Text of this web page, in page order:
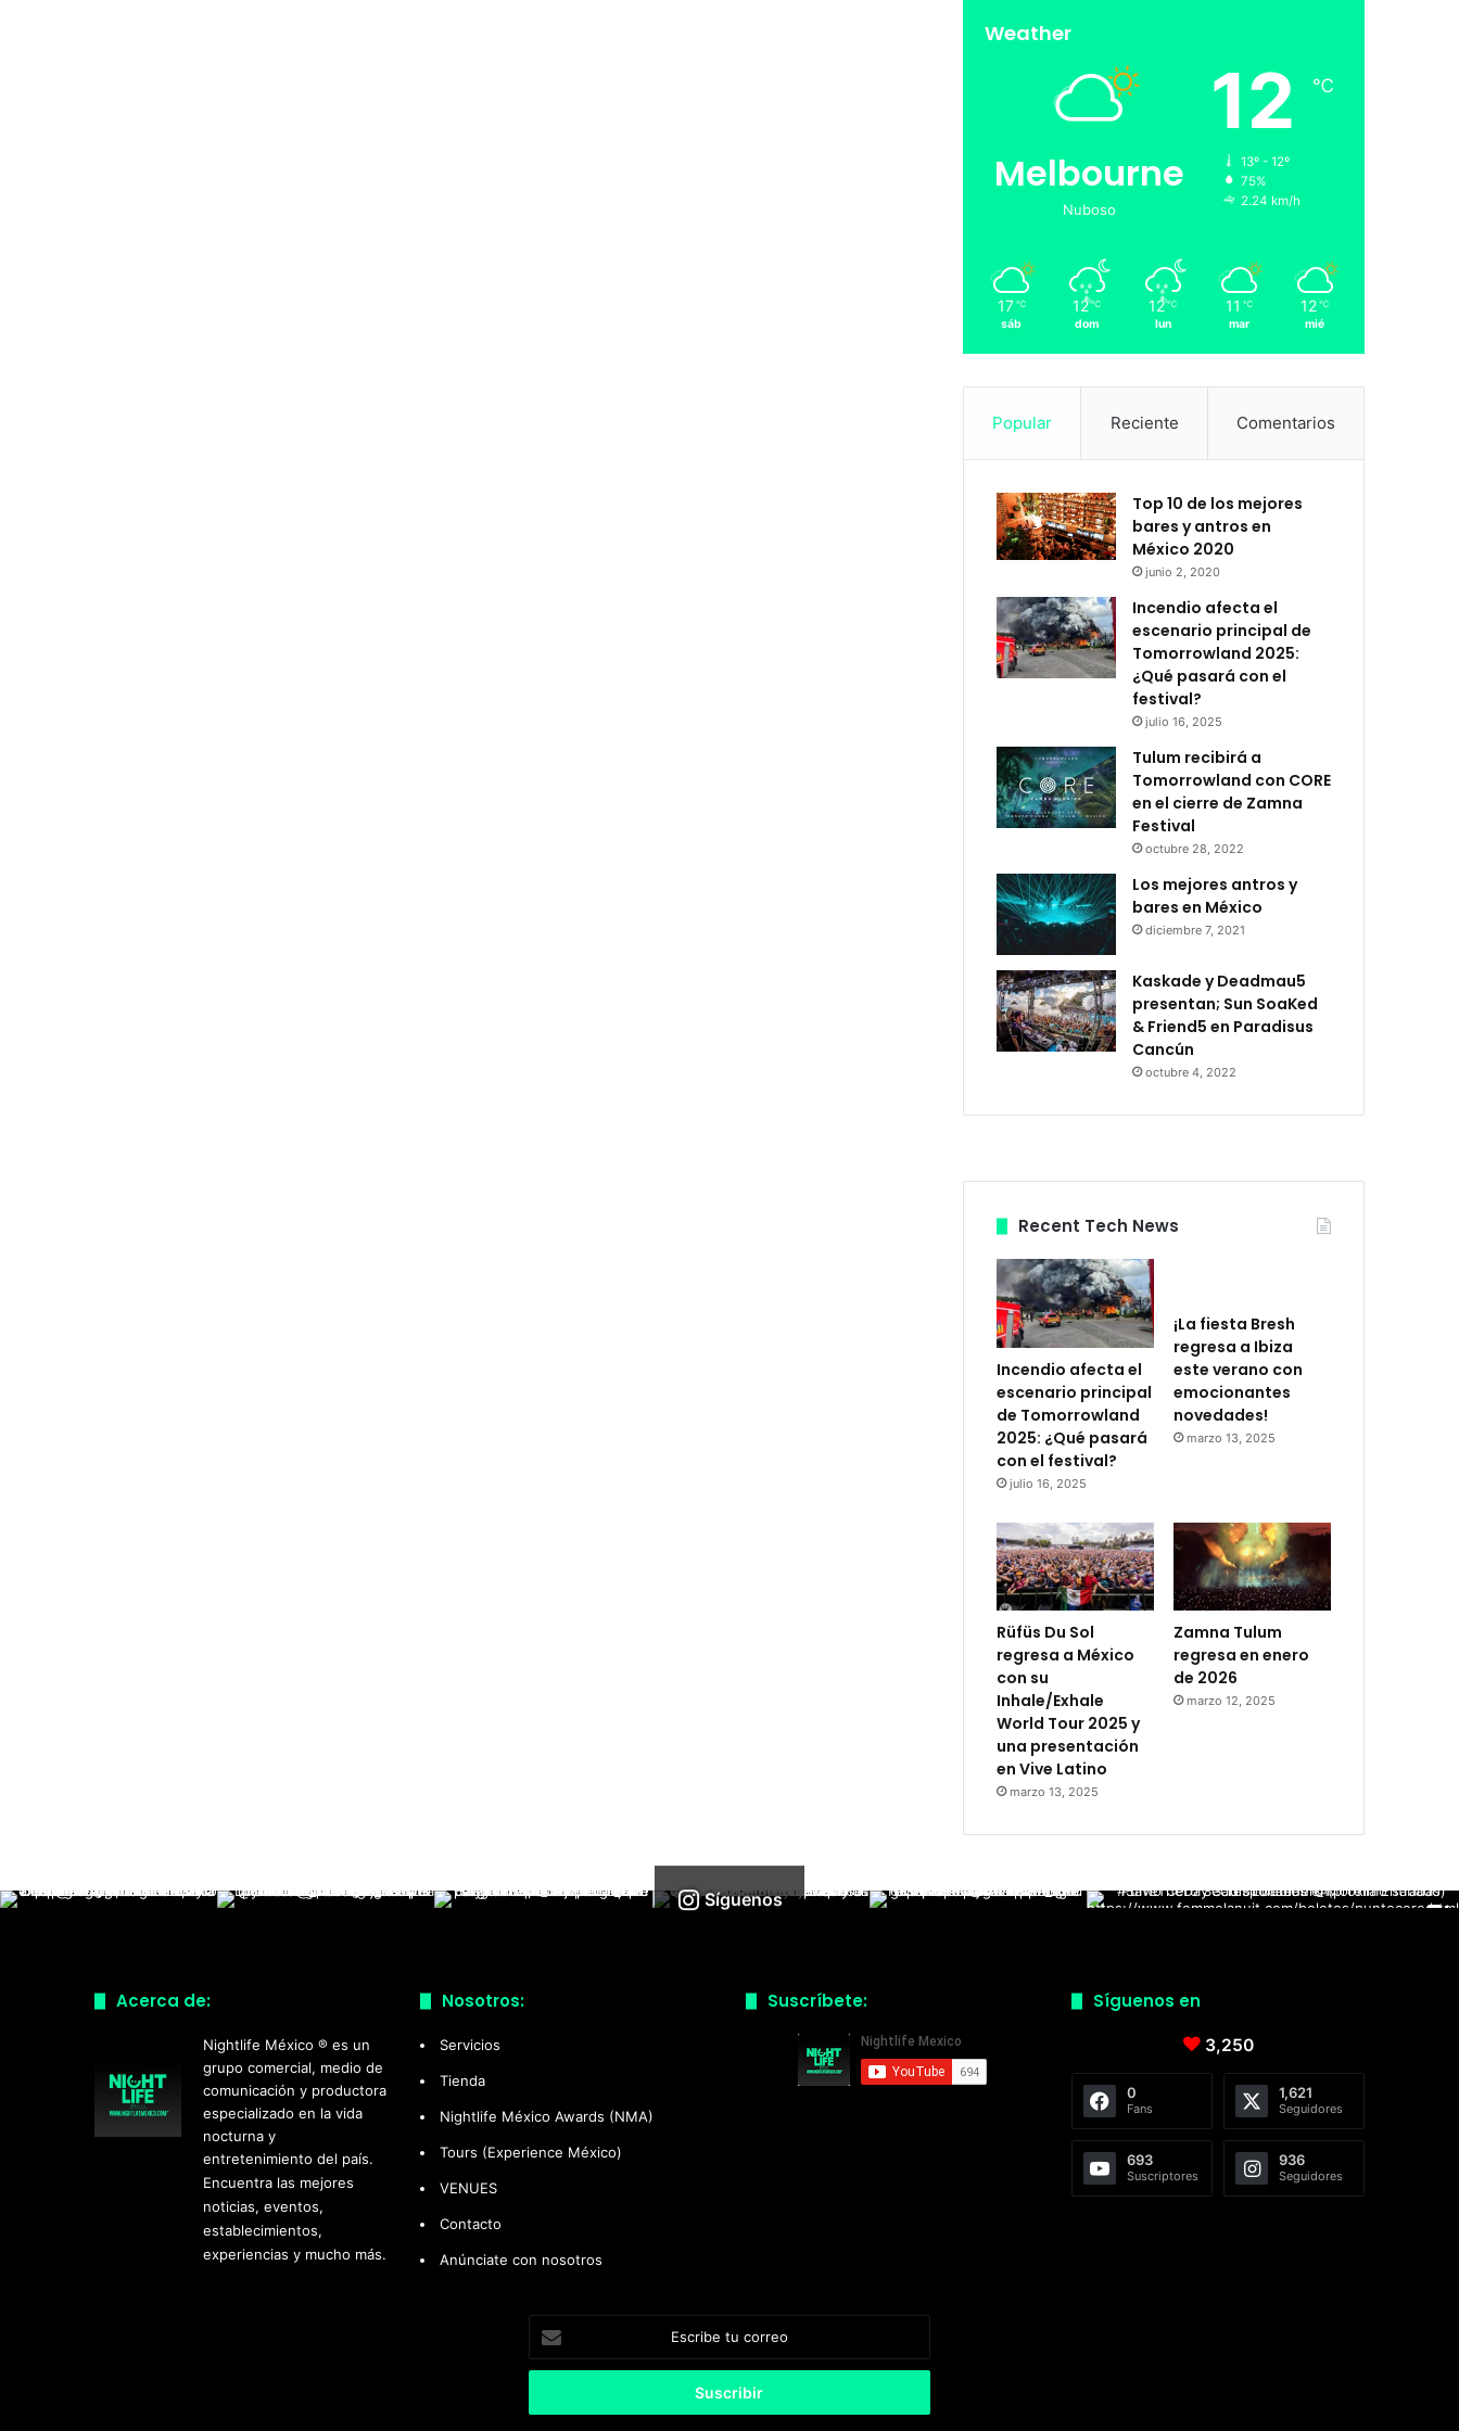
Weather
Melbourne
Nuboso
12 ℃
13º - 12º
75%
2.24 km/h
17 ℃
sáb
12 ℃
dom
12 ℃
lun
11 ℃
mar
12 ℃
mié
Popular Reciente Comentarios
Top 10 de los mejores
bares y antros en
México 2020
junio 2, 2020
Incendio afecta el
escenario principal de
Tomorrowland 2025:
¿Qué pasará con el
festival?
julio 16, 2025
Tulum recibirá a
Tomorrowland con CORE
en el cierre de Zamna
Festival
octubre 28, 2022
Los mejores antros y
bares en México
diciembre 7, 2021
Kaskade y Deadmau5
presentan; Sun SoaKed
& Friend5 en Paradisus
Cancún
octubre 4, 2022
Recent Tech News
Incendio afecta el
escenario principal
de Tomorrowland
2025: ¿Qué pasará
con el festival?
julio 16, 2025
¡La fiesta Bresh
regresa a Ibiza
este verano con
emocionantes
novedades!
marzo 13, 2025
Rüfüs Du Sol
regresa a México
con su
Inhale/Exhale
World Tour 2025 y
una presentación
en Vive Latino
marzo 13, 2025
Zamna Tulum
regresa en enero
de 2026
marzo 12, 2025
Síguenos
Acerca de:
Nightlife México ® es un
grupo comercial, medio de
comunicación y productora
especializado en la vida
nocturna y
entretenimiento del país.
Encuentra las mejores
noticias, eventos,
establecimientos,
experiencias y mucho más.
Nosotros:
Servicios
Tienda
Nightlife México Awards (NMA)
Tours (Experience México)
VENUES
Contacto
Anúnciate con nosotros
Suscríbete: Síguenos en
3,250
0
Fans
1,621
Seguidores
693
Suscriptores
936
Seguidores
Escribe
tu
correo